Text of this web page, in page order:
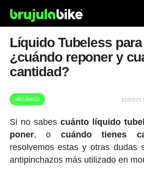
Líquido Tubeless
¿cuándo reponer y
cantidad?
MECÁNICA 31/03/25
Si no sabes cuánto líquido
poner, o cuándo tienes
resolvemos estas y otras dudas
antipinchazos más utilizado en